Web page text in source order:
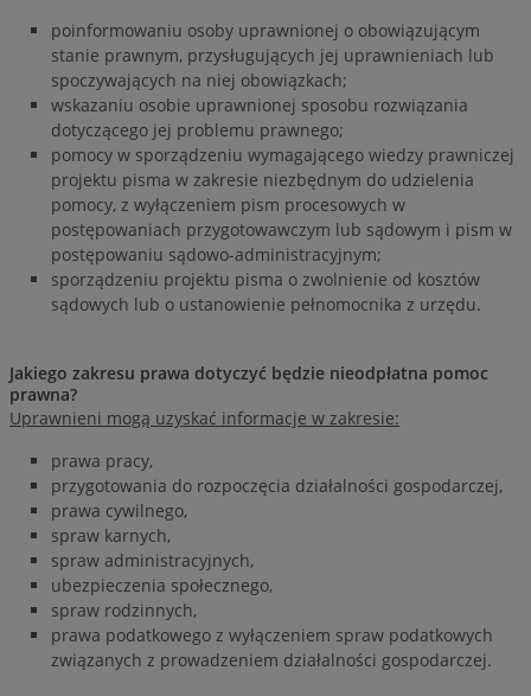
poinformowaniu osoby uprawnionej o obowiązującym
stanie prawnym, przysługujących jej uprawnieniach lub
spoczywających na niej obowiązkach;
wskazaniu osobie uprawnionej sposobu rozwiązania
dotyczącego jej problemu prawnego;
pomocy w sporządzeniu wymagającego wiedzy prawniczej
projektu pisma w zakresie niezbędnym do udzielenia
pomocy, z wyłączeniem pism procesowych w
postępowaniach przygotowawczym lub sądowym i pism w
postępowaniu sądowo-administracyjnym;
sporządzeniu projektu pisma o zwolnienie od kosztów
sądowych lub o ustanowienie pełnomocnika z urzędu.
Jakiego zakresu prawa dotyczyć będzie nieodpłatna pomoc
prawna?
Uprawnieni mogą uzyskać informacje w zakresie:
prawa pracy,
przygotowania do rozpoczęcia działalności gospodarczej,
prawa cywilnego,
spraw karnych,
spraw administracyjnych,
ubezpieczenia społecznego,
spraw rodzinnych,
prawa podatkowego z wyłączeniem spraw podatkowych
związanych z prowadzeniem działalności gospodarczej.